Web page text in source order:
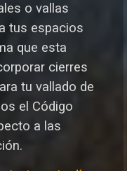
o vallas
tus espacios
que esta
cierres
tu vallado de
el Código
a las